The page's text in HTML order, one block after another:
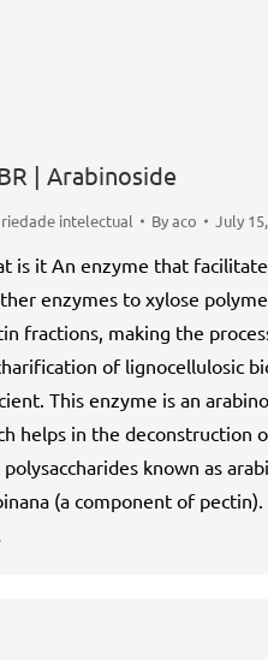
| Arabinoside
intelectual Byaco July
is it An enzyme that
enzymes to xylose
fractions, making the
of lignocellulosic
This enzyme is an
helps in the deconstruction
known as
(a component of